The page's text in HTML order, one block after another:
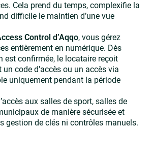
Cela prend du temps, complexifie la
difficile le maintien d’une vue
Control d’Aqqo, vous gérez
entièrement en numérique. Dès
est confirmée, le locataire reçoit
code d’accès ou un accès via
uniquement pendant la période
aux salles de sport, salles de
de manière sécurisée et
gestion de clés ni contrôles manuels.